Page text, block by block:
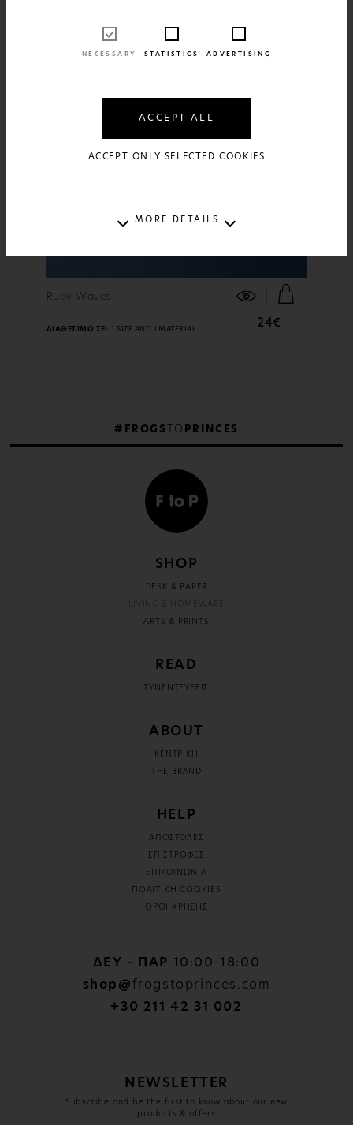
NECESSARY STATISTICS ADVERTISING
ACCEPT ALL
ACCEPT ONLY SELECTED COOKIES
MORE DETAILS
Ruby Waves
24€
ΔΙΑΘΕΣΙΜΟ ΣΕ: 1 SIZE AND 1 MATERIAL
#FROGS TO PRINCES
SHOP
DESK & PAPER
LIVING & HOMEWARE
ARTS & PRINTS
READ
ΣΥΝΕΝΤΕΥΞΕΙΣ
ABOUT
ΚΕΝΤΡΙΚΗ
THE BRAND
HELP
ΑΠΟΣΤΟΛΕΣ
ΕΠΙΣΤΡΟΦΕΣ
ΕΠΙΚΟΙΝΩΝΙΑ
ΠΟΛΙΤΙΚΗ COOKIES
ΟΡΟΙ ΧΡΗΣΗΣ
ΔΕΥ - ΠΑΡ 10:00-18:00
shop@ frogstoprinces.com
+30 211 42 31 002
NEWSLETTER
Subscribe and be the first to know about our new
products & offers